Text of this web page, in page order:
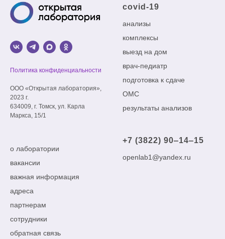
Политика конфиденциальности
ООО «Открытая лаборатория»,
2023 г.
634009, г. Томск, ул. Карла
Маркса, 15/1
covid-19
анализы
комплексы
выезд на дом
врач-педиатр
подготовка к сдаче
ОМС
результаты анализов
о лаборатории
вакансии
важная информация
адреса
партнерам
сотрудники
обратная связь
+7 (3822) 90‒14‒15
openlab1@yandex.ru